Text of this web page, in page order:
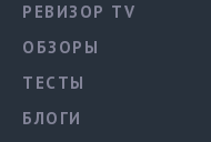
РЕВИЗОР TV
ОБЗОРЫ
ТЕСТЫ
БЛОГИ